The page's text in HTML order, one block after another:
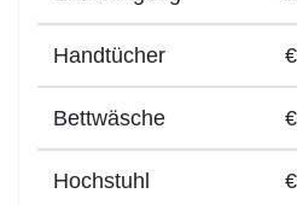
Handtücher
Bettwäsche
Hochstuhl